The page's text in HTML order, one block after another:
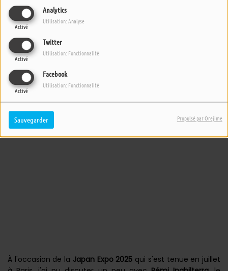
Analytics
Activé
Utilisation: Analyse
Twitter
Activé
Utilisation: Fonctionnalité
Facebook
Activé
Utilisation: Fonctionnalité
Sauvegarder Propulsé par Orejime
12 SEPTEMBRE 2025 -
ÉCOUTER LE PODCAST
À l'occasion de la Japan Expo 2025 qui s'est tenue en juillet